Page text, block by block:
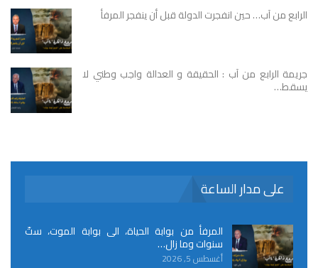
الرابع من آب… حين انفجرت الدولة قبل أن ينفجر المرفأ
جريمة الرابع من آب : الحقيقة و العدالة واجب وطني لا
يسقط…
على مدار الساعة
المرفأ من بوابة الحياة، الى بوابة الموت، ستّ
سنوات وما زال…
أغسطس 5, 2026